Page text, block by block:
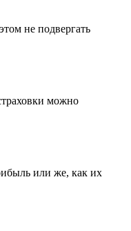
не подвергать
можно
или же, как их